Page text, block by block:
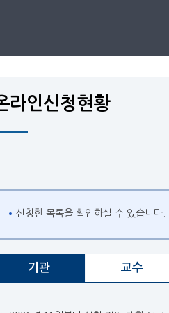
라인신청현황
신청한 목록을 확인하실 수 있습니다.
기관 교수